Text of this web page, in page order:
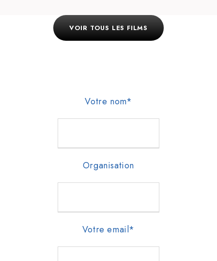
VOIR TOUS LES FILMS
Votre nom*
Organisation
Votre email*